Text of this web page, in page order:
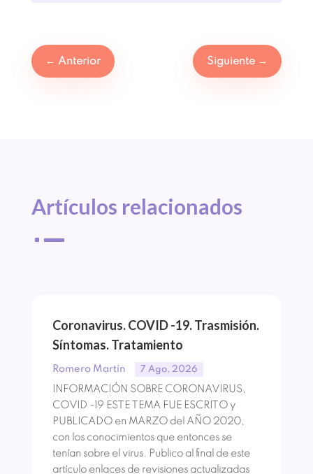
← Anterior Siguiente →
Artículos relacionados
^
Coronavirus. COVID -19. Trasmisión.
Síntomas. Tratamiento
Romero Martín 7 Ago, 2026
INFORMACIÓN SOBRE CORONAVIRUS,
COVID -19 ESTE TEMA FUE ESCRITO y
PUBLICADO en MARZO del AÑO 2020,
con los conocimientos que entonces se
tenían sobre el virus. Publico al final de este
artículo enlaces de revisiones actualizadas